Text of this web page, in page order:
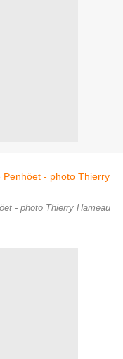
- photo Thierry Hameau